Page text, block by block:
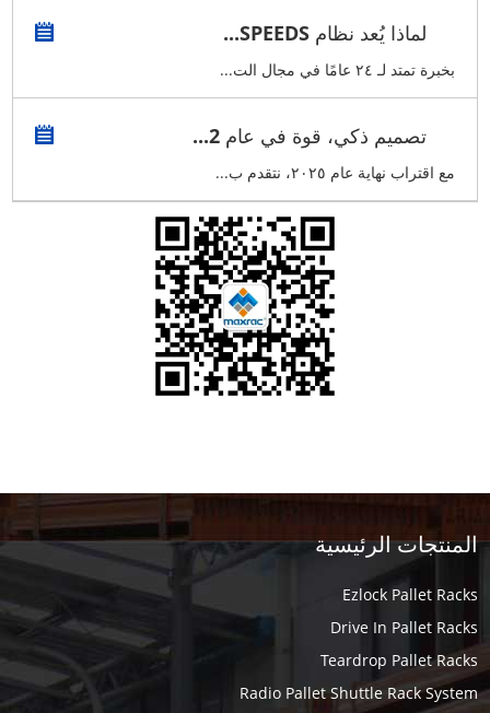
لماذا يُعد نظام SPEEDS...
بخبرة تمتد لـ ٢٤ عامًا في مجال الت...
تصميم ذكي، قوة في عام 2...
مع اقتراب نهاية عام ٢٠٢٥، نتقدم ب...
المنتجات الرئيسية
Ezlock Pallet Racks
Drive In Pallet Racks
Teardrop Pallet Racks
Radio Pallet Shuttle Rack System